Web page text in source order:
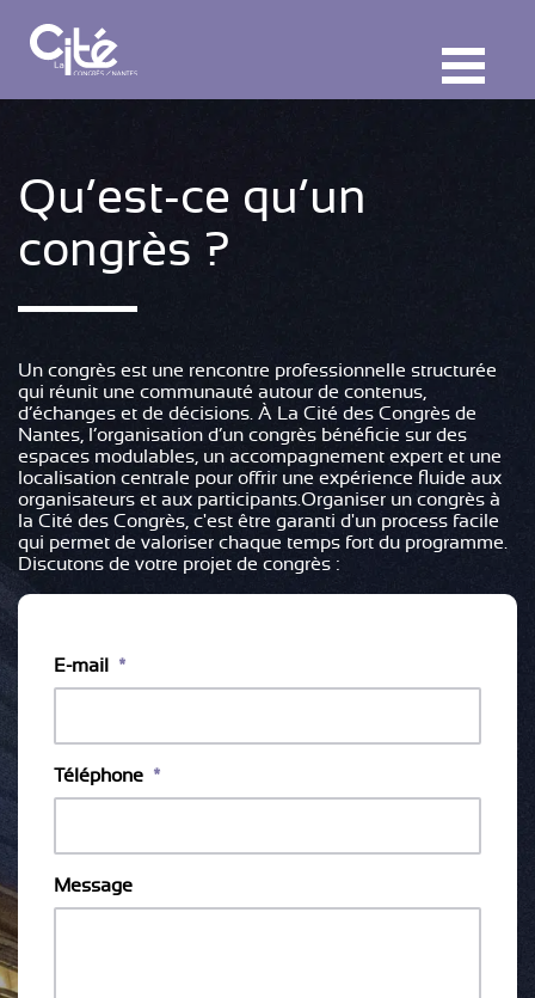
Qu’est-ce qu’un
congrès ?
Un congrès est une rencontre professionnelle structurée
qui réunit une communauté autour de contenus,
d’échanges et de décisions. À La Cité des Congrès de
Nantes, l’organisation d’un congrès bénéficie sur des
espaces modulables, un accompagnement expert et une
localisation centrale pour offrir une expérience fluide aux
organisateurs et aux participants.Organiser un congrès à
la Cité des Congrès, c'est être garanti d'un process facile
qui permet de valoriser chaque temps fort du programme.
Discutons de votre projet de congrès :
E-mail *
Téléphone *
Message